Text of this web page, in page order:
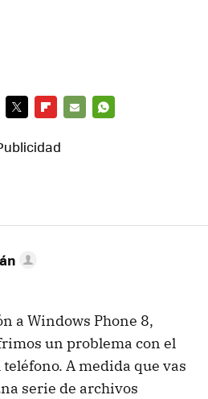
a Windows Phone 8,
un problema con el
A medida que vas
serie de archivos